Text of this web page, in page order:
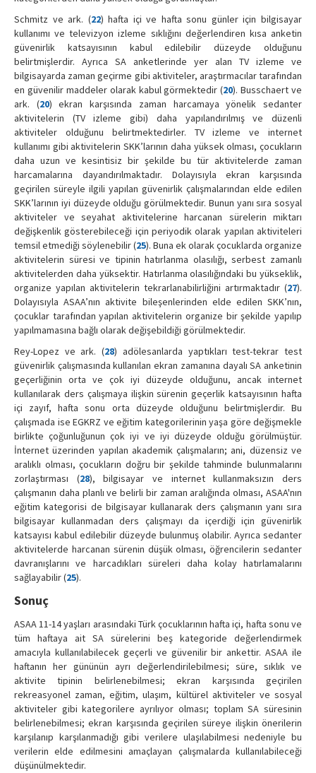
Schmitz ve ark. (22) hafta içi ve hafta sonu günler için bilgisayar
kullanımı ve televizyon izleme sıklığını değerlendiren kısa anketin
güvenirlik katsayısının kabul edilebilir düzeyde olduğunu
belirtmişlerdir. Ayrıca SA anketlerinde yer alan TV izleme ve
bilgisayarda zaman geçirme gibi aktiviteler, araştırmacılar tarafından
en güvenilir maddeler olarak kabul görmektedir (20). Busschaert ve
ark. (20) ekran karşısında zaman harcamaya yönelik sedanter
aktivitelerin (TV izleme gibi) daha yapılandırılmış ve düzenli
aktiviteler olduğunu belirtmektedirler. TV izleme ve internet
kullanımı gibi aktivitelerin SKK’larının daha yüksek olması, çocukların
daha uzun ve kesintisiz bir şekilde bu tür aktivitelerde zaman
harcamalarına dayandırılmaktadır. Dolayısıyla ekran karşısında
geçirilen süreyle ilgili yapılan güvenirlik çalışmalarından elde edilen
SKK’larının iyi düzeyde olduğu görülmektedir. Bunun yanı sıra sosyal
aktiviteler ve seyahat aktivitelerine harcanan sürelerin miktarı
değişkenlik gösterebileceği için periyodik olarak yapılan aktiviteleri
temsil etmediği söylenebilir (25). Buna ek olarak çocuklarda organize
aktivitelerin süresi ve tipinin hatırlanma olasılığı, serbest zamanlı
aktivitelerden daha yüksektir. Hatırlanma olasılığındaki bu yükseklik,
organize yapılan aktivitelerin tekrarlanabilirliğini artırmaktadır (27).
Dolayısıyla ASAA’nın aktivite bileşenlerinden elde edilen SKK’nın,
çocuklar tarafından yapılan aktivitelerin organize bir şekilde yapılıp
yapılmamasına bağlı olarak değişebildiği görülmektedir.
Rey-Lopez ve ark. (28) adölesanlarda yaptıkları test-tekrar test
güvenirlik çalışmasında kullanılan ekran zamanına dayalı SA anketinin
geçerliğinin orta ve çok iyi düzeyde olduğunu, ancak internet
kullanılarak ders çalışmaya ilişkin sürenin geçerlik katsayısının hafta
içi zayıf, hafta sonu orta düzeyde olduğunu belirtmişlerdir. Bu
çalışmada ise EGKRZ ve eğitim kategorilerinin yaşa göre değişmekle
birlikte çoğunluğunun çok iyi ve iyi düzeyde olduğu görülmüştür.
İnternet üzerinden yapılan akademik çalışmaların; ani, düzensiz ve
aralıklı olması, çocukların doğru bir şekilde tahminde bulunmalarını
zorlaştırması (28), bilgisayar ve internet kullanmaksızın ders
çalışmanın daha planlı ve belirli bir zaman aralığında olması, ASAA'nın
eğitim kategorisi de bilgisayar kullanarak ders çalışmanın yanı sıra
bilgisayar kullanmadan ders çalışmayı da içerdiği için güvenirlik
katsayısı kabul edilebilir düzeyde bulunmuş olabilir. Ayrıca sedanter
aktivitelerde harcanan sürenin düşük olması, öğrencilerin sedanter
davranışlarını ve harcadıkları süreleri daha kolay hatırlamalarını
sağlayabilir (25).
Sonuç
ASAA 11-14 yaşları arasındaki Türk çocuklarının hafta içi, hafta sonu ve
tüm haftaya ait SA sürelerini beş kategoride değerlendirmek
amacıyla kullanılabilecek geçerli ve güvenilir bir ankettir. ASAA ile
haftanın her gününün ayrı değerlendirilebilmesi; süre, sıklık ve
aktivite tipinin belirlenebilmesi; ekran karşısında geçirilen
rekreasyonel zaman, eğitim, ulaşım, kültürel aktiviteler ve sosyal
aktiviteler gibi kategorilere ayrılıyor olması; toplam SA süresinin
belirlenebilmesi; ekran karşısında geçirilen süreye ilişkin önerilerin
karşılanıp karşılanmadığı gibi verilere ulaşılabilmesi nedeniyle bu
verilerin elde edilmesini amaçlayan çalışmalarda kullanılabileceği
düşünülmektedir.